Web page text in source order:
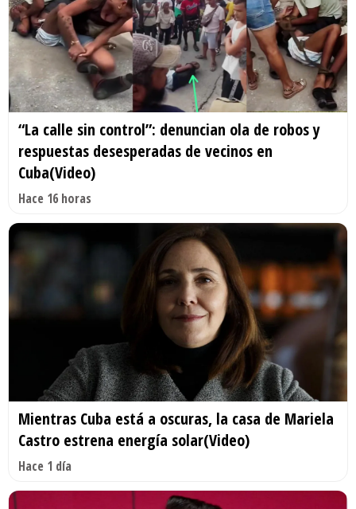
“La calle sin control”: denuncian ola de robos y
respuestas desesperadas de vecinos en
Cuba(Video)
Hace 16 horas
Mientras Cuba está a oscuras, la casa de Mariela
Castro estrena energía solar(Video)
Hace 1 día